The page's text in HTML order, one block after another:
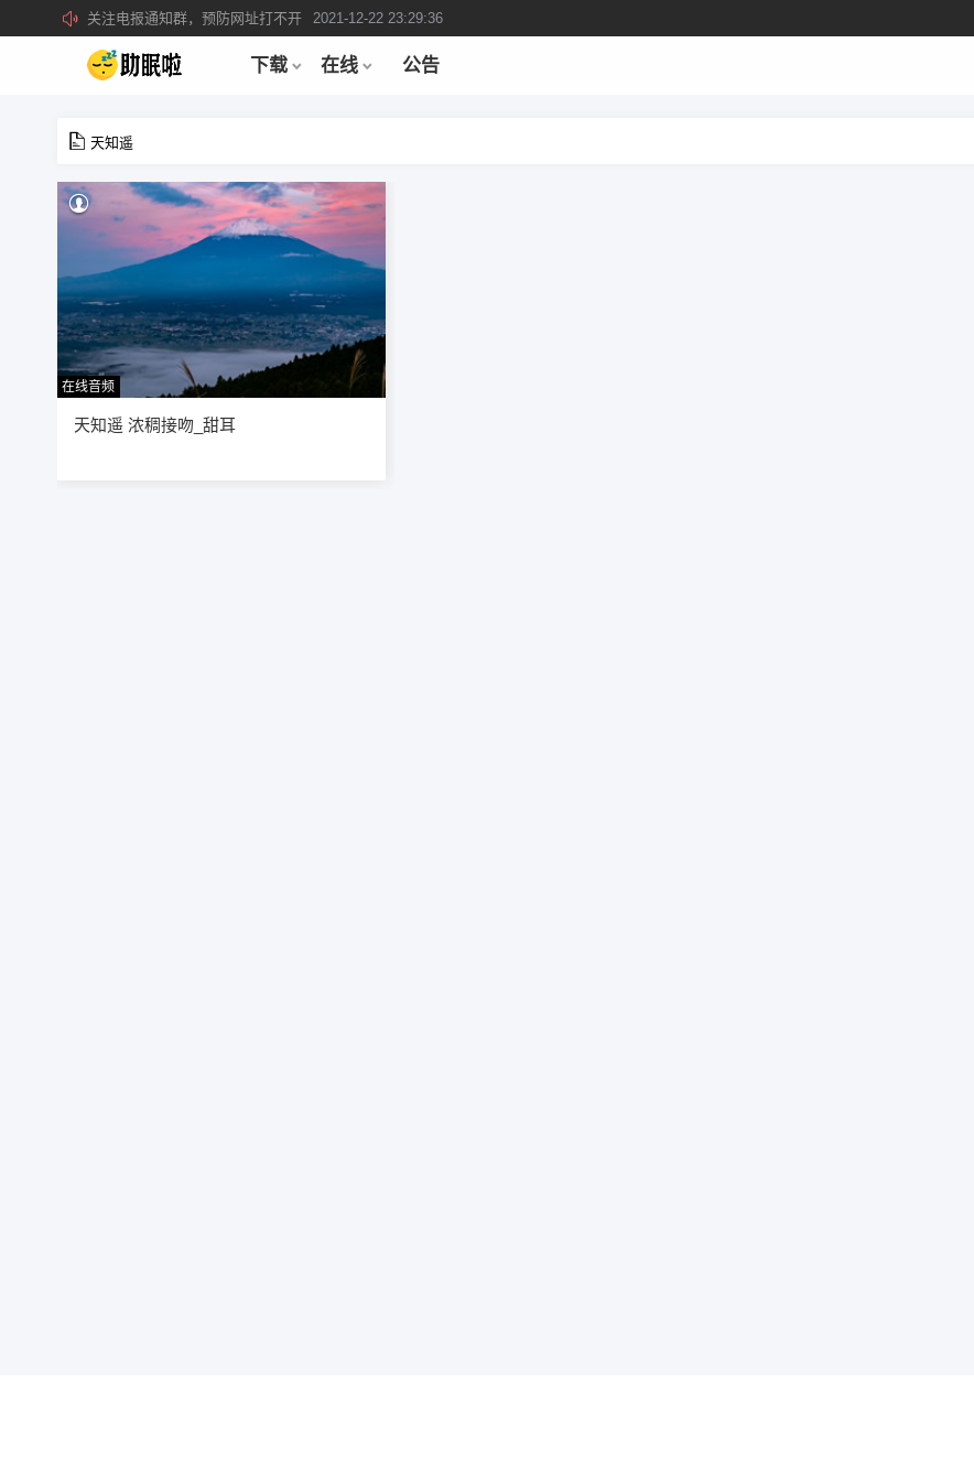
关注电报通知群，预防网址打不开
2021-12-22 23:29:36
所有注册用户记得每日来签到领取积分。
2019-04-01 22:39:39
下载 在线 公告
天知遥
在线音频
天知遥 浓稠接吻_甜耳